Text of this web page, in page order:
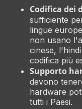
Codifica dei
sufficiente
lingue
non usano
cinese,
codifica più
Supporto
devono
hardware
tutti i Paesi.